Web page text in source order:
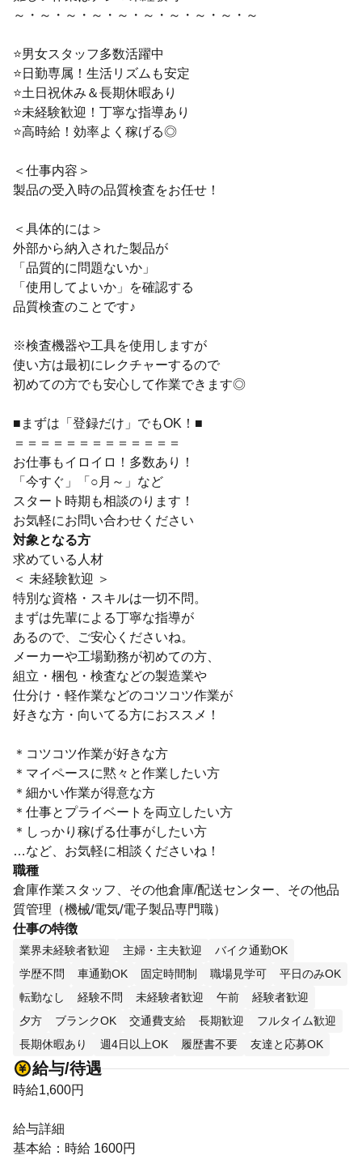
～・～・～・～・～・～・～・～・～・～
⭐男女スタッフ多数活躍中
⭐日勤専属！生活リズムも安定
⭐土日祝休み＆長期休暇あり
⭐未経験歓迎！丁寧な指導あり
⭐高時給！効率よく稼げる◎
＜仕事内容＞
製品の受入時の品質検査をお任せ！
＜具体的には＞
外部から納入された製品が
「品質的に問題ないか」
「使用してよいか」を確認する
品質検査のことです♪
※検査機器や工具を使用しますが
使い方は最初にレクチャーするので
初めての方でも安心して作業できます◎
■まずは「登録だけ」でもOK！■
＝＝＝＝＝＝＝＝＝＝＝＝＝
お仕事もイロイロ！多数あり！
「今すぐ」「○月～」など
スタート時期も相談のります！
お気軽にお問い合わせください
対象となる方
求めている人材
＜ 未経験歓迎 ＞
特別な資格・スキルは一切不問。
まずは先輩による丁寧な指導が
あるので、ご安心くださいね。
メーカーや工場勤務が初めての方、
組立・梱包・検査などの製造業や
仕分け・軽作業などのコツコツ作業が
好きな方・向いてる方におススメ！
＊コツコツ作業が好きな方
＊マイペースに黙々と作業したい方
＊細かい作業が得意な方
＊仕事とプライベートを両立したい方
＊しっかり稼げる仕事がしたい方
…など、お気軽に相談くださいね！
職種
倉庫作業スタッフ、その他倉庫/配送センター、その他品
質管理（機械/電気/電子製品専門職）
仕事の特徴
業界未経験者歓迎 主婦・主夫歓迎
バイク通勤OK
学歴不問
車通勤OK 固定時間制 職場見学可
平日のみOK
転勤なし
経験不問 未経験者歓迎 午前
経験者歓迎
夕方
ブランクOK 交通費支給 長期歓迎
フルタイム歓迎
長期休暇あり
週4日以上OK 履歴書不要 友達と応募OK
給与/待遇
時給1,600円
給与詳細
基本給：時給 1600円